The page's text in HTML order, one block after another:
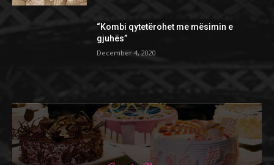
“Kombi qytetërohet me mësimin e
gjuhës”
December 4, 2020